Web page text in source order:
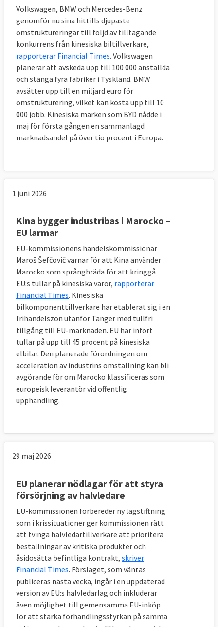
Volkswagen, BMW och Mercedes-Benz
genomför nu sina hittills djupaste
omstruktureringar till följd av tilltagande
konkurrens från kinesiska biltillverkare,
rapporterar Financial Times. Volkswagen
planerar att avskeda upp till 100 000 anställda
och stänga fyra fabriker i Tyskland. BMW
avsätter upp till en miljard euro för
omstrukturering, vilket kan kosta upp till 10
000 jobb. Kinesiska märken som BYD nådde i
maj för första gången en sammanlagd
marknadsandel på över tio procent i Europa.
1 juni 2026
Kina bygger industribas i Marocko –
EU larmar
EU-kommissionens handelskommissionär
Maroš Šefčovič varnar för att Kina använder
Marocko som språngbräda för att kringgå
EU:s tullar på kinesiska varor, rapporterar
Financial Times. Kinesiska
bilkomponenttillverkare har etablerat sig i en
frihandelszon utanför Tanger med tullfri
tillgång till EU-marknaden. EU har infört
tullar på upp till 45 procent på kinesiska
elbilar. Den planerade förordningen om
acceleration av industrins omställning kan bli
avgörande för om Marocko klassificeras som
europeisk leverantör vid offentlig
upphandling.
29 maj 2026
EU planerar nödlagar för att styra
försörjning av halvledare
EU-kommissionen förbereder ny lagstiftning
som i krissituationer ger kommissionen rätt
att tvinga halvledartillverkare att prioritera
beställningar av kritiska produkter och
åsidosätta befintliga kontrakt, skriver
Financial Times. Förslaget, som väntas
publiceras nästa vecka, ingår i en uppdaterad
version av EU:s halvledarlag och inkluderar
även möjlighet till gemensamma EU-inköp
för att stärka förhandlingsstyrkan på samma